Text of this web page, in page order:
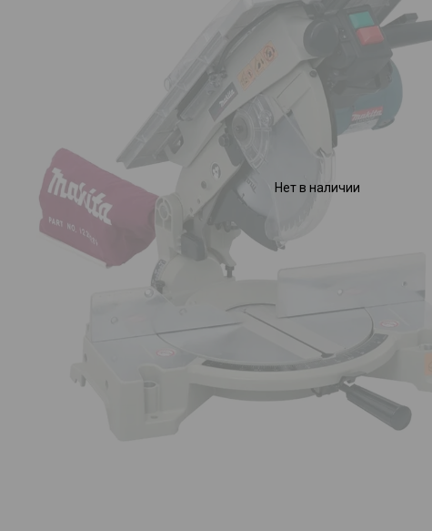
Нет в наличии